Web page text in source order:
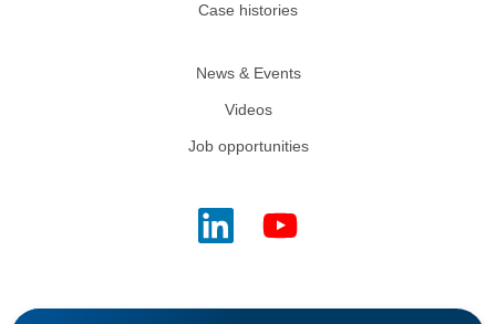
Case histories
News & Events
Videos
Job opportunities